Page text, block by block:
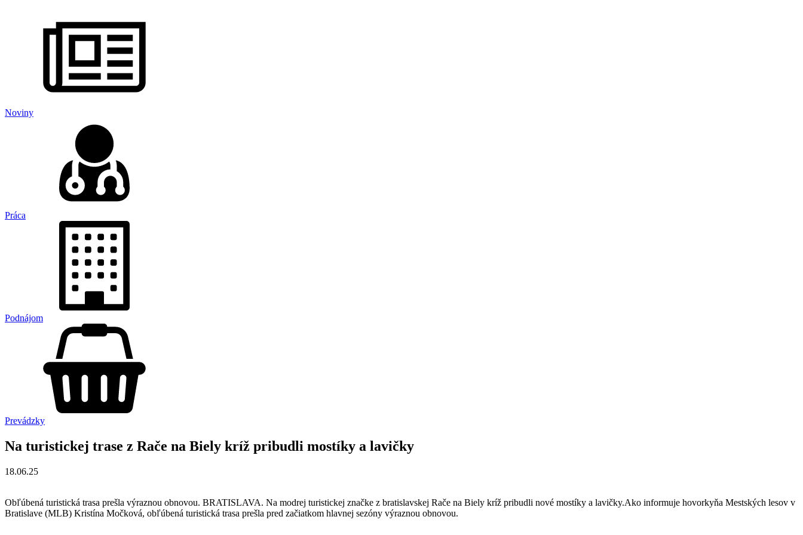
Noviny
Práca
Podnájom
Prevádzky
Na turistickej trase z Rače na Biely kríž pribudli mostíky a lavičky
18.06.25
Obľúbená turistická trasa prešla výraznou obnovou. BRATISLAVA. Na modrej turistickej značke z bratislavskej Rače na Biely kríž pribudli nové mostíky a lavičky.Ako informuje hovorkyňa Mestských lesov v
Bratislave (MLB) Kristína Močková, obľúbená turistická trasa prešla pred začiatkom hlavnej sezóny výraznou obnovou.